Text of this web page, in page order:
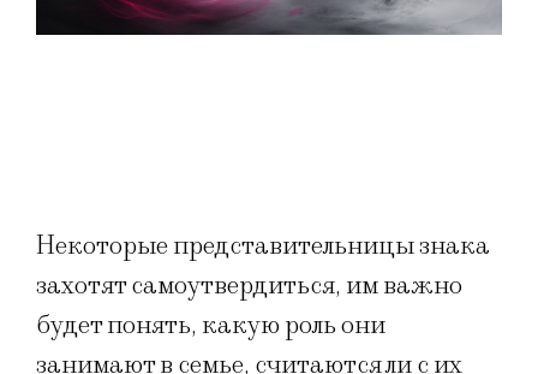
Некоторые представительницы знака
захотят самоутвердиться, им важно
будет понять, какую роль они
занимают в семье, считаются ли с их